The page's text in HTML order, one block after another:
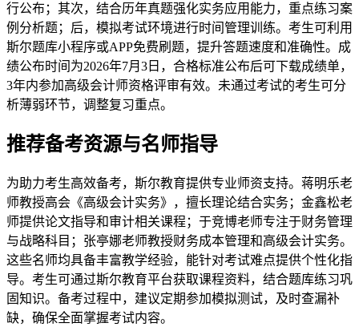
行公布；其次，结合历年真题强化实务应用能力，重点练习案
例分析题；后，模拟考试环境进行时间管理训练。考生可利用
斯尔题库小程序或APP免费刷题，提升答题速度和准确性。成
绩公布时间为2026年7月3日，合格标准公布后可下载成绩单，
3年内参加高级会计师资格评审有效。未通过考试的考生可分
析薄弱环节，调整复习重点。
推荐备考资源与名师指导
为助力考生高效备考，斯尔教育提供专业师资支持。蒋明乐老
师教授高会《高级会计实务》，擅长理论结合实务；金鑫松老
师提供论文指导和审计相关课程；于竞博老师专注于财务管理
与战略科目；张亭娜老师教授财务成本管理和高级会计实务。
这些名师均具备丰富教学经验，能针对考试难点提供个性化指
导。考生可通过斯尔教育平台获取课程资料，结合题库练习巩
固知识。备考过程中，建议定期参加模拟测试，及时查漏补
缺，确保全面掌握考试内容。